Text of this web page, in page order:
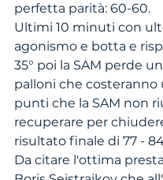
perfetta parità: 60-60.
Ultimi 10 minuti con
agonismo e botta e
35° poi la SAM perde
palloni che costeranno
punti che la SAM non
recuperare per
risultato finale di 77 -
Da citare l'ottima